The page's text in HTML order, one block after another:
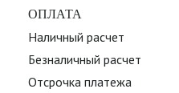
ОПЛАТА
Наличный расчет
Безналичный расчет
Отсрочка платежа